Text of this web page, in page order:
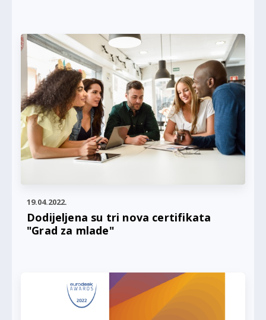
19.04.2022.
Dodijeljena su tri nova certifikata
"Grad za mlade"